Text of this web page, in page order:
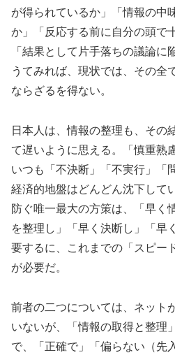
が得られているか」「情報の中
か」「反応する前に自分の頭で
「結果として片手落ちの議論に
うてみれば、現状では、その全
ならざるを得ない。
日本人は、情報の整理も、その
て遅いように思える。「慎重熟
いつも「不決断」「不実行」「
経済的地盤はどんどん沈下して
防ぐ唯一最大の方策は、「早く
を整理し」「早く決断し」「早
要するに、これまでの「スピー
が必要だ。
前者の二つについては、ネット
いないが、「情報の取得と整理
で、「正確で」「偏らない（先